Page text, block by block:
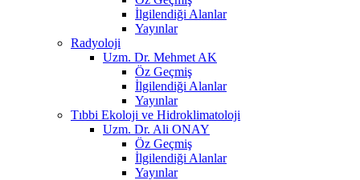
İlgilendiği Alanlar
Yayınlar
Radyoloji
Uzm. Dr. Mehmet AK
Öz Geçmiş
İlgilendiği Alanlar
Yayınlar
Tıbbi Ekoloji ve Hidroklimatoloji
Uzm. Dr. Ali ONAY
Öz Geçmiş
İlgilendiği Alanlar
Yayınlar